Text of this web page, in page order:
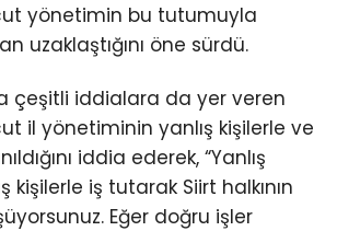
yönetimin bu tutumuyla
uzaklaştığını öne sürdü.
çeşitli iddialara da yer veren
il yönetiminin yanlış kişilerle ve
iddia ederek, “Yanlış
kişilerle iş tutarak Siirt halkının
Eğer doğru işler